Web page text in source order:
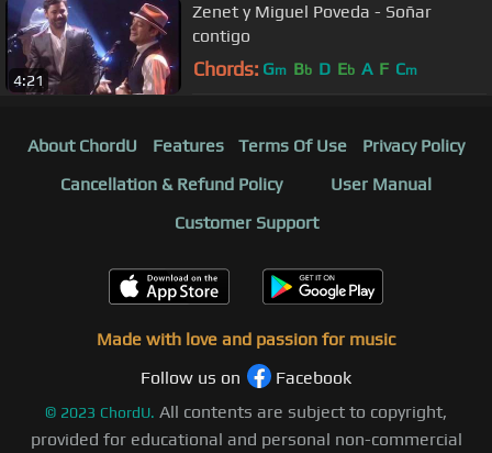
4:21
Zenet y Miguel Poveda - Soñar
contigo
Chords: Gm Bb D Eb A F Cm
About ChordU Features Terms Of Use
Privacy Policy
Cancellation & Refund Policy
User Manual
Customer Support
Made with love and passion for music
Follow us on
Facebook
© 2023 ChordU. All contents are subject to copyright,
provided for educational and personal non-commercial